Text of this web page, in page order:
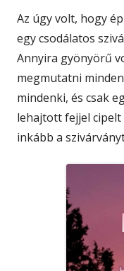
Az úgy volt, hogy
egy csodálatos
Annyira gyönyörű
megmutatni
mindenki, és csak
lehajtott fejjel cipelt
inkább a